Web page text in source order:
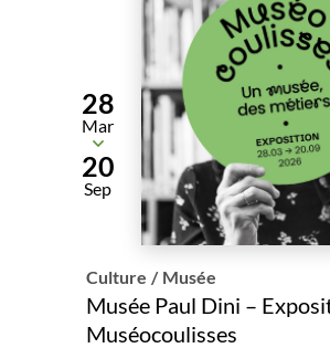
Musée Paul Dini –
Muséocoulisses
Culture / Musée
Du
28
Mar
20
Sep